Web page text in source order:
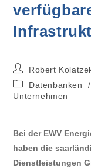
Robert
Datenbanken
/
Unternehmen
Bei der EWV
haben die
Dienstleistungen